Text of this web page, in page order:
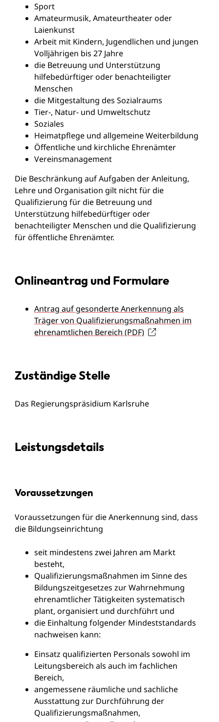
Sport
Amateurmusik, Amateurtheater oder
Laienkunst
Arbeit mit Kindern, Jugendlichen und jungen
Volljährigen bis 27 Jahre
die Betreuung und Unterstützung
hilfebedürftiger oder benachteiligter
Menschen
die Mitgestaltung des Sozialraums
Tier-, Natur- und Umweltschutz
Soziales
Heimatpflege und allgemeine Weiterbildung
Öffentliche und kirchliche Ehrenämter
Vereinsmanagement
Die Beschränkung auf Aufgaben der Anleitung,
Lehre und Organisation gilt nicht für die
Qualifizierung für die Betreuung und
Unterstützung hilfebedürftiger oder
benachteiligter Menschen und die Qualifizierung
für öffentliche Ehrenämter.
Onlineantrag und Formulare
Antrag auf gesonderte Anerkennung als
Träger von Qualifizierungsmaßnahmen im
ehrenamtlichen Bereich (PDF)
Zuständige Stelle
Das Regierungspräsidium Karlsruhe
Leistungsdetails
Voraussetzungen
Voraussetzungen für die Anerkennung sind, dass
die Bildungseinrichtung
seit mindestens zwei Jahren am Markt
besteht,
Qualifizierungsmaßnahmen im Sinne des
Bildungszeitgesetzes zur Wahrnehmung
ehrenamtlicher Tätigkeiten systematisch
plant, organisiert und durchführt und
die Einhaltung folgender Mindeststandards
nachweisen kann:
Einsatz qualifizierten Personals sowohl im
Leitungsbereich als auch im fachlichen
Bereich,
angemessene räumliche und sachliche
Ausstattung zur Durchführung der
Qualifizierungsmaßnahmen,